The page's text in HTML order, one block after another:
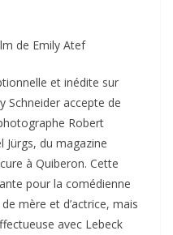
de Emily Atef
et inédite sur
Schneider accepte de
Robert
Jürgs, du magazine
à Quiberon. Cette
pour la comédienne
mère et d’actrice, mais
avec Lebeck